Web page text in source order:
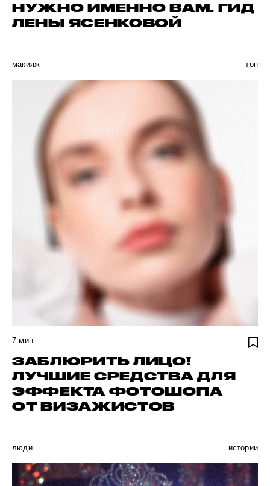
НУЖНО ИМЕННО ВАМ. ГИД
ЛЕНЫ ЯСЕНКОВОЙ
макияж тон
7 мин
ЗАБЛЮРИТЬ ЛИЦО!
ЛУЧШИЕ СРЕДСТВА ДЛЯ
ЭФФЕКТА ФОТОШОПА
ОТ ВИЗАЖИСТОВ
люди истории